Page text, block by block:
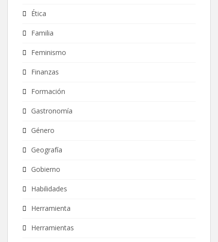
Ética
Familia
Feminismo
Finanzas
Formación
Gastronomía
Género
Geografía
Gobierno
Habilidades
Herramienta
Herramientas